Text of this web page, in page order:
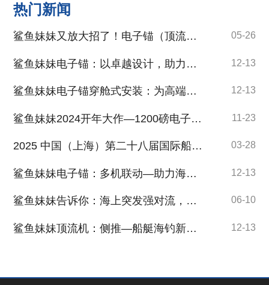
热门新闻
鲨鱼妹妹又放大招了！电子锚（顶流机）定点蠕动功能保姆级教程来啦！ 05-26
鲨鱼妹妹电子锚：以卓越设计，助力海钓稳如泰山 12-13
鲨鱼妹妹电子锚穿舱式安装：为高端船艇量身定制的卓越方案 12-13
鲨鱼妹妹2024开年大作—1200磅电子锚引领海钓装备新潮流 11-23
2025 中国（上海）第二十八届国际船艇及其技术设备展览会盛大启幕 03-28
鲨鱼妹妹电子锚：多机联动—助力海钓新突破 12-13
鲨鱼妹妹告诉你：海上突发强对流，记住这3步能救命 06-10
鲨鱼妹妹顶流机：侧推—船艇海钓新助力 12-13